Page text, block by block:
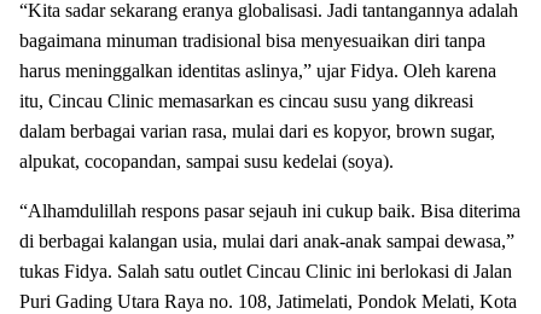
“Kita sadar sekarang eranya globalisasi. Jadi tantangannya adalah
bagaimana minuman tradisional bisa menyesuaikan diri tanpa
harus meninggalkan identitas aslinya,” ujar Fidya. Oleh karena
itu, Cincau Clinic memasarkan es cincau susu yang dikreasi
dalam berbagai varian rasa, mulai dari es kopyor, brown sugar,
alpukat, cocopandan, sampai susu kedelai (soya).
“Alhamdulillah respons pasar sejauh ini cukup baik. Bisa diterima
di berbagai kalangan usia, mulai dari anak-anak sampai dewasa,”
tukas Fidya. Salah satu outlet Cincau Clinic ini berlokasi di Jalan
Puri Gading Utara Raya no. 108, Jatimelati, Pondok Melati, Kota